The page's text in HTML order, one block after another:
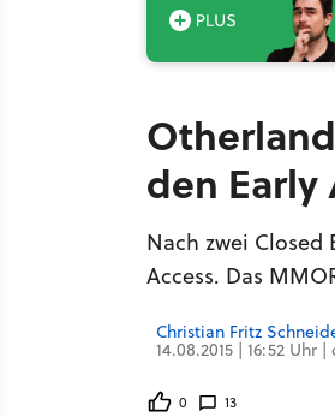
den Early
Nach zwei
Access. Das
Christian Fritz
14.08.2015 | 16:52 Uhr
0 13